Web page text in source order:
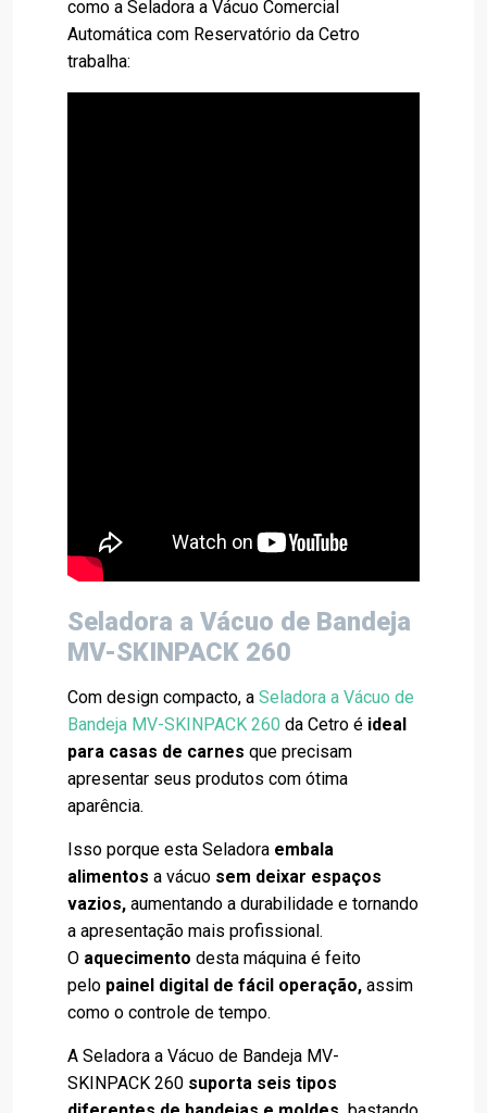
como a Seladora a Vácuo Comercial
Automática com Reservatório da Cetro
trabalha:
Seladora a Vácuo de Bandeja
MV-SKINPACK 260
Com design compacto, a Seladora a Vácuo de
Bandeja MV-SKINPACK 260 da Cetro é ideal
para casas de carnes que precisam
apresentar seus produtos com ótima
aparência.
Isso porque esta Seladora embala
alimentos a vácuo sem deixar espaços
vazios, aumentando a durabilidade e tornando
a apresentação mais profissional.
O aquecimento desta máquina é feito
pelo painel digital de fácil operação, assim
como o controle de tempo.
A Seladora a Vácuo de Bandeja MV-
SKINPACK 260 suporta seis tipos